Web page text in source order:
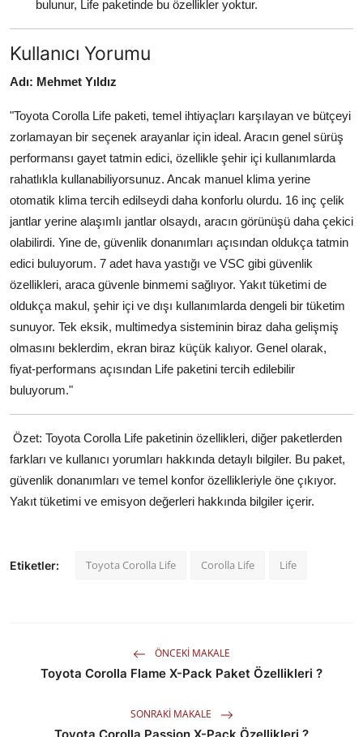
bulunur, Life paketinde bu özellikler yoktur.
Kullanıcı Yorumu
Adı: Mehmet Yıldız
"Toyota Corolla Life paketi, temel ihtiyaçları karşılayan ve bütçeyi
zorlamayan bir seçenek arayanlar için ideal. Aracın genel sürüş
performansı gayet tatmin edici, özellikle şehir içi kullanımlarda
rahatlıkla kullanabiliyorsunuz. Ancak manuel klima yerine
otomatik klima tercih edilseydi daha konforlu olurdu. 16 inç çelik
jantlar yerine alaşımlı jantlar olsaydı, aracın görünüşü daha çekici
olabilirdi. Yine de, güvenlik donanımları açısından oldukça tatmin
edici buluyorum. 7 adet hava yastığı ve VSC gibi güvenlik
özellikleri, araca güvenle binmemi sağlıyor. Yakıt tüketimi de
oldukça makul, şehir içi ve dışı kullanımlarda dengeli bir tüketim
sunuyor. Tek eksik, multimedya sisteminin biraz daha gelişmiş
olmasını beklerdim, ekran biraz küçük kalıyor. Genel olarak,
fiyat-performans açısından Life paketini tercih edilebilir
buluyorum."
Özet: Toyota Corolla Life paketinin özellikleri, diğer paketlerden
farkları ve kullanıcı yorumları hakkında detaylı bilgiler. Bu paket,
güvenlik donanımları ve temel konfor özellikleriyle öne çıkıyor.
Yakıt tüketimi ve emisyon değerleri hakkında bilgiler içerir.
Etiketler: Toyota Corolla Life Corolla Life Life
ÖNCEKI MAKALE
Toyota Corolla Flame X-Pack Paket Özellikleri ?
SONRAKI MAKALE